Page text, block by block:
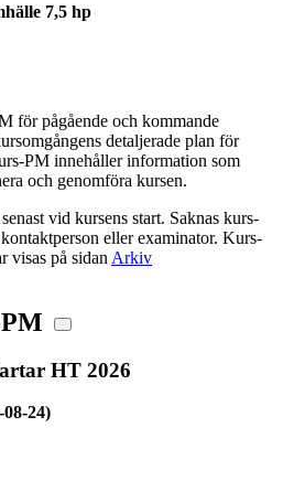
7,5 hp
för pågående och kommande
detaljerade plan för
PM innehåller information som
och genomföra kursen.
vid kursens start. Saknas kurs-
eller examinator. Kurs-
visas på sidan Arkiv
HT 2026
24)